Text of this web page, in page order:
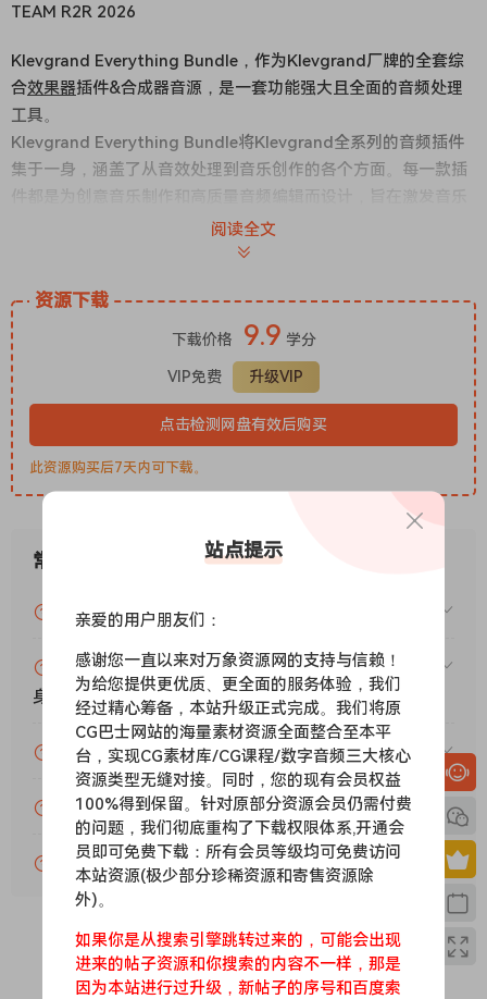
TEAM R2R 2026
Klevgrand Everything Bundle，作为Klevgrand厂牌的全套综
合效果器插件&合成器音源，是一套功能强大且全面的音频处理
工具。
Klevgrand Everything Bundle将Klevgrand全系列的音频插件
集于一身，涵盖了从音效处理到音乐创作的各个方面。每一款插
人的创造力，为音乐制作提供一站式的解决方案。
包。我们将所有产品打包在一起，并给出了非常优惠的价格（事
实上，单价再优惠不过了）。
内容：
Klevgrand.OneShot2.Factory.Content.v2.0.0-
R2R
Klevgrand.Tomofon.Factory.Content.v1.0.0-
If you’re thinking of buying a bunch of our plugins, we
want you to consider this bundle. We’ve packed all our
products together and put a very pleasing price tag on it
(in fact, the price per product will not get any better than
Content :
Klevgrand.OneShot2.Factory.Content.v2.0.0-
R2R
Klevgrand.Tomofon.Factory.Content.v1.0.0-
R2R
🏠 HomePage
阅读全文
资源下载
下载价格 9.9 学分
VIP免费 升级VIP
点击检测网盘有效后购买
此资源购买后7天内可下载。
常见问题
VIP资源或免费资源能否做为商业用途？
赞助包月VIP（或包年VIP）后能升级包年（或终
身VIP）吗？
为什么付款了未开通VIP会员？
账号可以分享或者借给别人用吗？
VIP会员剩余时间查询？
0 0
站点提示
亲爱的用户朋友们：
感谢您一直以来对万象资源网的支持与信赖！
为给您提供更优质、更全面的服务体验，我们
经过精心筹备，本站升级正式完成。我们将原
CG巴士网站的海量素材资源全面整合至本平
台，实现CG素材库/CG课程/数字音频三大核心
资源类型无缝对接。同时，您的现有会员权益
100%得到保留。针对原部分资源会员仍需付费
的问题，我们彻底重构了下载权限体系,开通会
员即可免费下载：所有会员等级均可免费访问
本站资源(极少部分珍稀资源和寄售资源除
外)。
如果你是从搜索引擎跳转过来的，可能会出现
进来的帖子资源和你搜索的内容不一样，那是
因为本站进行过升级，新帖子的序号和百度索